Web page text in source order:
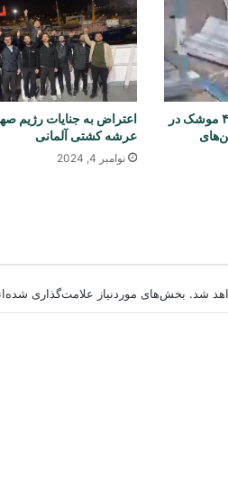
تعدادی زخمی در اثر اصابت ۴ موشک در
اعتراض به جنایات رژیم
عرشه کشتی آلمانی
نوامبر 4, 2024
شد. بخش‌های موردنیاز علامت‌گذاری